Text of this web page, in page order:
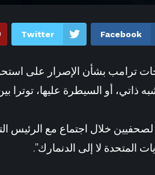
مصطفى بكري
جمهور الإسكندرية6 ساعات ago
6 ساعات ago
Facebook
Twitter
ترامب بشأن الإصرار على
ذاتي، أو ‌السيطرة عليها، توترا
خلال اجتماع مع الرئيس
المتحدة ‌لا إلى الدنمارك”.